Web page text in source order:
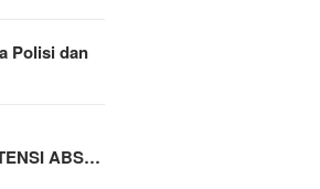
Polisi dan
ABS…